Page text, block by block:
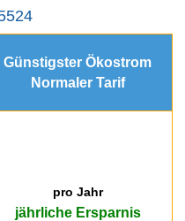
Günstigster Ökostrom
Normaler Tarif
pro Jahr
jährliche Ersparnis